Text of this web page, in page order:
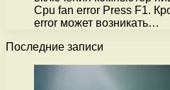
Cpu fan error Press F1.
error может возникать…
Последние записи